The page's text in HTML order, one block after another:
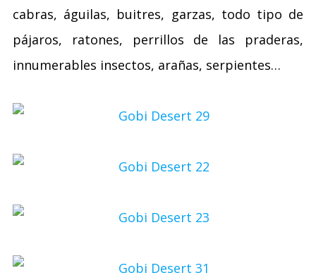
cabras, águilas, buitres, garzas, todo tipo de
pájaros, ratones, perrillos de las praderas,
innumerables insectos, arañas, serpientes…